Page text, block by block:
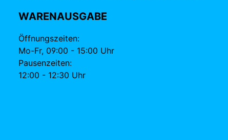
WARENAUSGABE
Öffnungszeiten:
Mo-Fr, 09:00 - 15:00 Uhr
Pausenzeiten:
12:00 - 12:30 Uhr